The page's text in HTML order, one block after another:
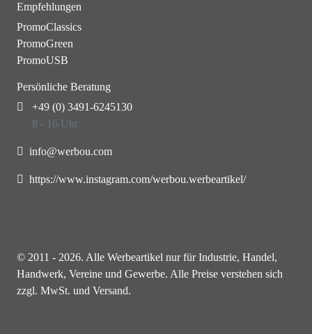
Empfehlungen
PromoClassics
PromoGreen
PromoUSB
Persönliche Beratung
+49 (0) 3491-6245130
8 - 16 Uhr
info@werbou.com
https://www.instagram.com/werbou.werbeartikel/
© 2011 - 2026. Alle Werbeartikel nur für Industrie, Handel,
Handwerk, Vereine und Gewerbe. Alle Preise verstehen sich
zzgl. MwSt. und Versand.